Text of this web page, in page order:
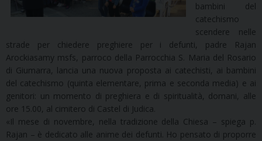
bambini del
catechismo
scendere nelle
strade per chiedere preghiere per i defunti, padre Rajan
Arockiasamy msfs, parroco della Parrocchia S. Maria del Rosario
di Giumarra, lancia una nuova proposta ai catechisti, ai bambini
del catechismo (quinta elementare, prima e seconda media) e ai
genitori: un momento di preghiera e di spiritualità, domani, alle
ore 15.00, al cimitero di Castel di Judica.
«Il mese di novembre, nella tradizione della Chiesa – spiega p.
Rajan – è dedicato alle anime dei defunti. Ho pensato di proporre